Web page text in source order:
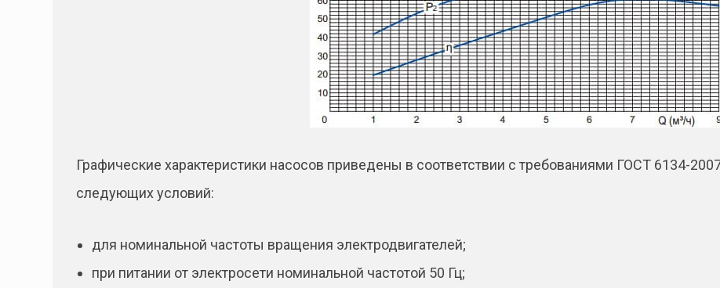
Графические характеристики насосов приведены в соответствии с требованиями ГОСТ 6134-
следующих условий:
для номинальной частоты вращения электродвигателей;
при питании от электросети номинальной частотой 50 Гц;